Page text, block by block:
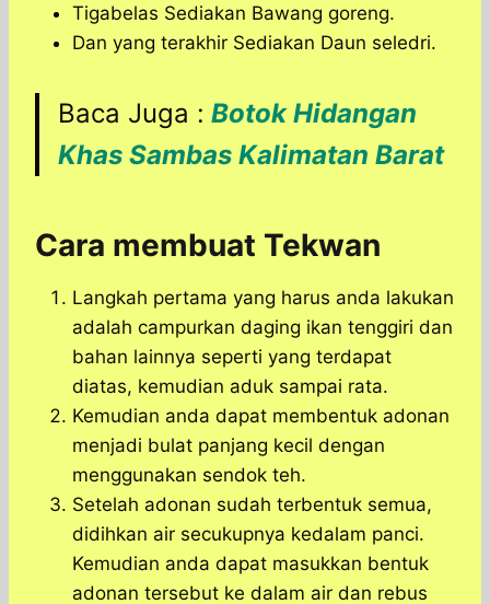
Tigabelas Sediakan Bawang goreng.
Dan yang terakhir Sediakan Daun seledri.
Baca Juga : Botok Hidangan
Khas Sambas Kalimatan Barat
Cara membuat Tekwan
Langkah pertama yang harus anda lakukan
adalah campurkan daging ikan tenggiri dan
bahan lainnya seperti yang terdapat
diatas, kemudian aduk sampai rata.
Kemudian anda dapat membentuk adonan
menjadi bulat panjang kecil dengan
menggunakan sendok teh.
Setelah adonan sudah terbentuk semua,
didihkan air secukupnya kedalam panci.
Kemudian anda dapat masukkan bentuk
adonan tersebut ke dalam air dan rebus